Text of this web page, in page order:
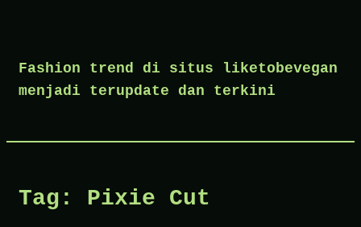
content
Fashion trend di situs liketobevegan
menjadi terupdate dan terkini
Tag: Pixie Cut